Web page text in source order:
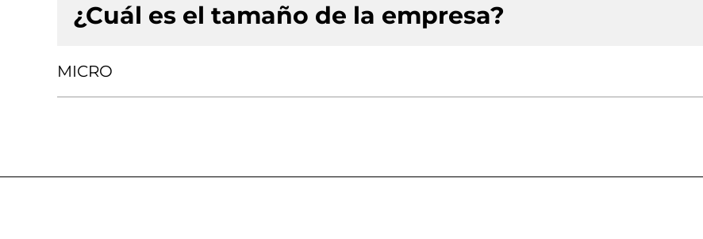
¿Cuál es el tamaño de la empresa?
MICRO